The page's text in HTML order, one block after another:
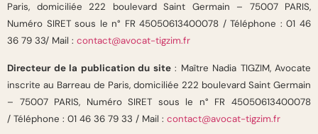
Paris, domiciliée 222 boulevard Saint Germain – 75007 PARIS,
Numéro SIRET sous le n° FR 45050613400078 / Téléphone : 01 46
36 79 33/ Mail : contact@avocat-tigzim.fr
Directeur de la publication du site: Maître Nadia TIGZIM, Avocate
inscrite au Barreau de Paris, domiciliée 222 boulevard Saint Germain
– 75007 PARIS, Numéro SIRET sous le n° FR 45050613400078
/ Téléphone : 01 46 36 79 33 / Mail : contact@avocat-tigzim.fr